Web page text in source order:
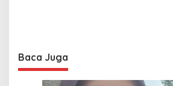
Baca Juga